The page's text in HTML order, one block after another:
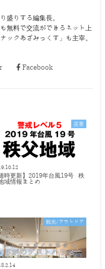
盛りする編集長。
無料で交流ができるネット上
ックあざみっくす」も主宰。
Facebook
災害
随時更新】2019年台風19号 秩
域情報まとめ
観光/アウトドア